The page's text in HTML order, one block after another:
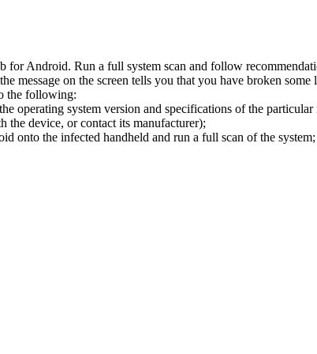
Android. Run a full system scan and follow
message on the screen tells you that you have broken
the following:
operating system version and specifications of the
the device, or contact its manufacturer);
onto the infected handheld and run a full scan of the